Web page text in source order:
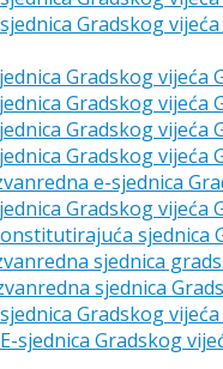
Gradskog
Gradskog vijeća
Gradskog vijeća
Gradskog vijeća
Gradskog vijeća
e-sjednica
Gradskog vijeća
sjednica
sjednica
sjednica
Gradskog
sjednica Gradskog